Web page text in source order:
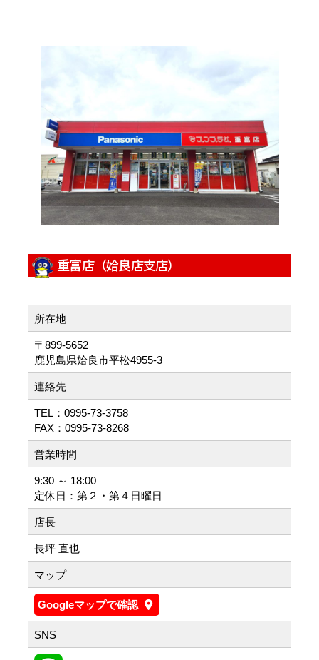
重富店（姶良店支店）
所在地
〒899-5652
鹿児島県姶良市平松4955-3
連絡先
TEL：0995-73-3758
FAX：0995-73-8268
営業時間
9:30 ～ 18:00
定休日：第２・第４日曜日
店長
長坪 直也
マップ
Googleマップで確認
SNS